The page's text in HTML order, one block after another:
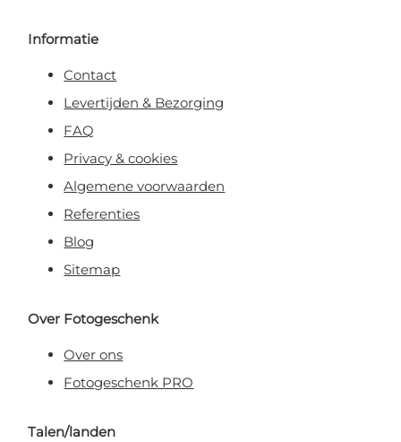
Informatie
Contact
Levertijden & Bezorging
FAQ
Privacy & cookies
Algemene voorwaarden
Referenties
Blog
Sitemap
Over Fotogeschenk
Over ons
Fotogeschenk PRO
Talen/landen